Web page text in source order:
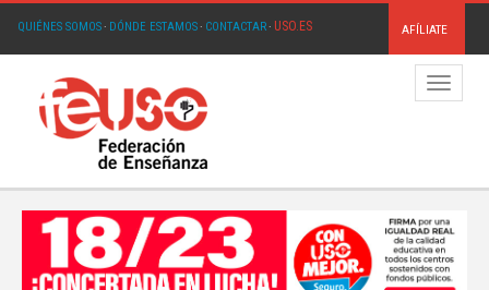
QUIÉNES SOMOS· DÓNDE ESTAMOS· CONTACTAR· USO.ES AFÍLIATE
Menú